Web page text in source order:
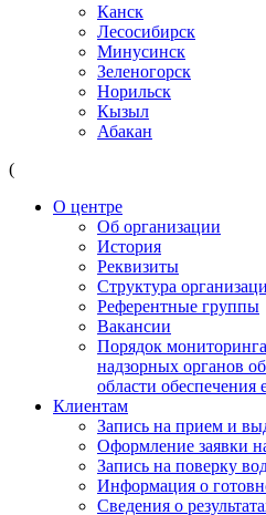
Канск
Лесосибирск
Минусинск
Зеленогорск
Норильск
Кызыл
Абакан
(
О центре
Об организации
История
Реквизиты
Структура
Референтные группы
Вакансии
Порядок
надзорных органов
области обеспечения
Клиентам
Запись на прием и
Оформление заявки
Запись на поверку
Информация о
Сведения о